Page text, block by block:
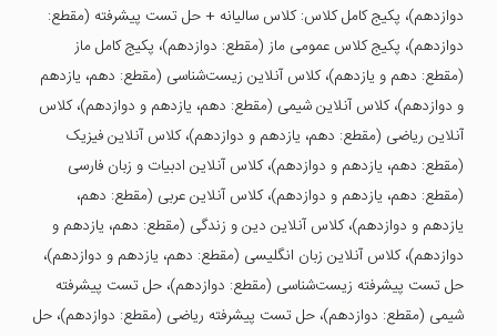
دوازدهم)، پکیج کامل کلاس: کلاس سالیانه + حل تست پیشرفته (مقطع:
دوازدهم)، پکیج کلاس عمومی ماز (مقطع: دوازدهم)، پکیج کامل ماز
(مقطع: دهم و یازدهم)، کلاس آنلاین زیست‌شناسی (مقطع: دهم، یازدهم
و دوازدهم)، کلاس آنلاین شیمی (مقطع: دهم، یازدهم و دوازدهم)، کلاس
آنلاین ریاضی (مقطع: دهم، یازدهم و دوازدهم)، کلاس آنلاین فیزیک
(مقطع: دهم، یازدهم و دوازدهم)، کلاس آنلاین ادبیات و زبان فارسی
(مقطع: دهم، یازدهم و دوازدهم)، کلاس آنلاین عربی (مقطع: دهم،
یازدهم و دوازدهم)، کلاس آنلاین دین و زندگی (مقطع: دهم، یازدهم و
دوازدهم)، کلاس آنلاین زبان انگلیسی (مقطع: دهم، یازدهم و دوازدهم)،
حل تست پیشرفته زیست‌شناسی (مقطع: دوازدهم)، حل تست پیشرفته
شیمی (مقطع: دوازدهم)، حل تست پیشرفته ریاضی (مقطع: دوازدهم)، حل